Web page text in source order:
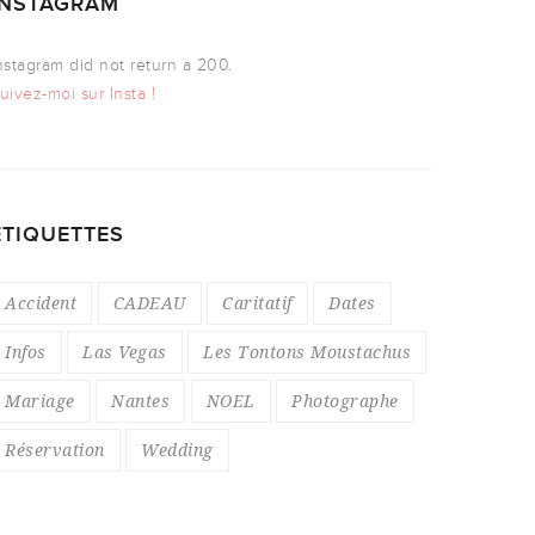
did not return a 200.
moi sur Insta !
Accident CADEAU Caritatif Dates
Infos Las Vegas Les Tontons Moustachus
Mariage Nantes NOEL Photographe
Réservation Wedding